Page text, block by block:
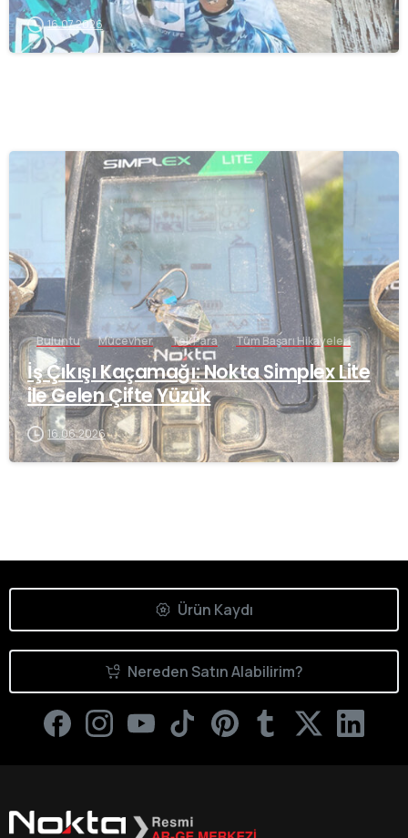
16.07.2026
Buluntu Mücevher Tek Para Tüm Başarı Hikayeleri
İş Çıkışı Kaçamağı: Nokta Simplex Lite
ile Gelen Çifte Yüzük
16.06.2026
Ürün Kaydı
Nereden Satın Alabilirim?